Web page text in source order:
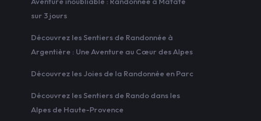
sur 3 jours
Découvrez les Sentiers de Randonnée à
Argentière : Une Aventure au Cœur des Alpes
Découvrez les Joies de la Randonnée en Parc
Découvrez les Sentiers de Rando dans les
Alpes de Haute-Provence